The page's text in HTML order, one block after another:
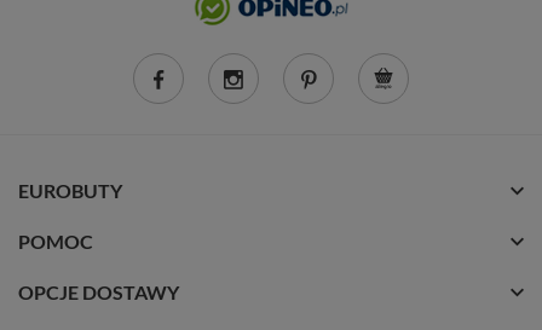
EUROBUTY
POMOC
OPCJE DOSTAWY